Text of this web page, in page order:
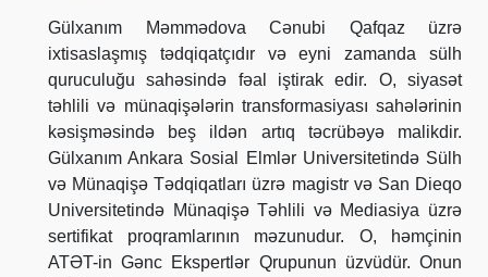
Gülxanım Məmmədova Cənubi Qafqaz üzrə
ixtisaslaşmış tədqiqatçıdır və eyni zamanda sülh
quruculuğu sahəsində fəal iştirak edir. O, siyasət
təhlili və münaqişələrin transformasiyası sahələrinin
kəsişməsində beş ildən artıq təcrübəyə malikdir.
Gülxanım Ankara Sosial Elmlər Universitetində Sülh
və Münaqişə Tədqiqatları üzrə magistr və San Dieqo
Universitetində Münaqişə Təhlili və Mediasiya üzrə
sertifikat proqramlarının məzunudur. O, həmçinin
ATƏT-in Gənc Ekspertlər Qrupunun üzvüdür. Onun